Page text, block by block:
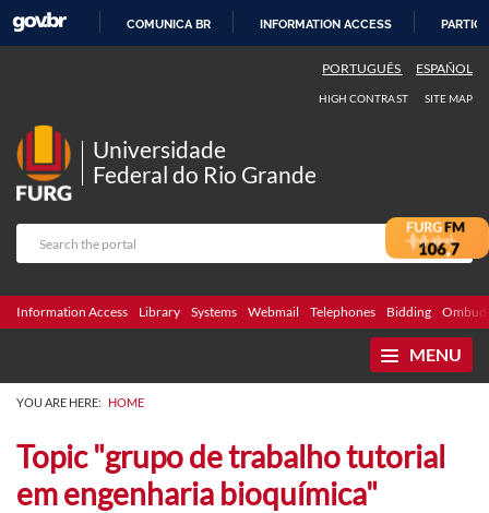
COMUNICA BR INFORMATION ACCESS
PORTUGUÊS ESPAÑOL
HIGH CONTRAST SITE MAP
Universidade
Federal do Rio Grande
Information Access Library Systems Webmail Telephones Bidding
MENU
YOU ARE HERE: HOME
Topic "grupo de trabalho tutorial
em engenharia bioquímica"